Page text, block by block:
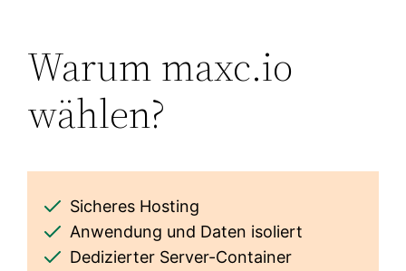
Warum maxc.io
wählen?
Sicheres Hosting
Anwendung und Daten isoliert
Dedizierter Server-Container